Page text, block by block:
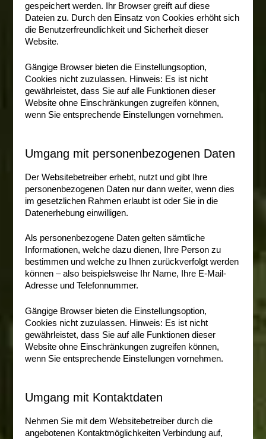
gespeichert werden. Ihr Browser greift auf diese
Dateien zu. Durch den Einsatz von Cookies erhöht sich
die Benutzerfreundlichkeit und Sicherheit dieser
Website.
Gängige Browser bieten die Einstellungsoption,
Cookies nicht zuzulassen. Hinweis: Es ist nicht
gewährleistet, dass Sie auf alle Funktionen dieser
Website ohne Einschränkungen zugreifen können,
wenn Sie entsprechende Einstellungen vornehmen.
Umgang mit personenbezogenen Daten
Der Websitebetreiber erhebt, nutzt und gibt Ihre
personenbezogenen Daten nur dann weiter, wenn dies
im gesetzlichen Rahmen erlaubt ist oder Sie in die
Datenerhebung einwilligen.
Als personenbezogene Daten gelten sämtliche
Informationen, welche dazu dienen, Ihre Person zu
bestimmen und welche zu Ihnen zurückverfolgt werden
können – also beispielsweise Ihr Name, Ihre E-Mail-
Adresse und Telefonnummer.
Gängige Browser bieten die Einstellungsoption,
Cookies nicht zuzulassen. Hinweis: Es ist nicht
gewährleistet, dass Sie auf alle Funktionen dieser
Website ohne Einschränkungen zugreifen können,
wenn Sie entsprechende Einstellungen vornehmen.
Umgang mit Kontaktdaten
Nehmen Sie mit dem Websitebetreiber durch die
angebotenen Kontaktmöglichkeiten Verbindung auf,